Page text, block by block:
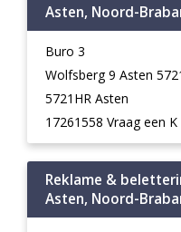
Asten, Noord-
Buro 3
Wolfsberg 9 Asten
5721HR Asten
17261558 Vraag een K
Reklame &
Asten, Noord-